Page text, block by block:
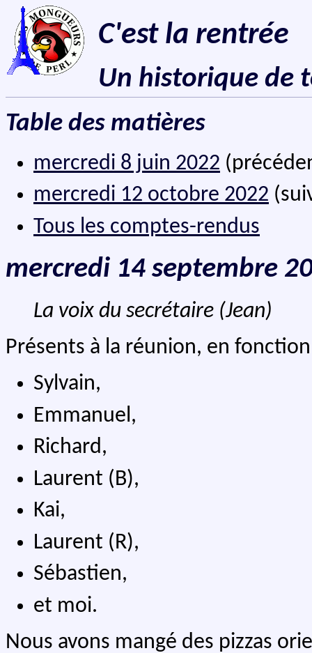
C'est la rentrée
Un historique de
Table des matières
mercredi 8 juin 2022
mercredi 12 octobre 2022
Tous les comptes-rendus
mercredi 14 septembre
La voix du secrétaire (Jean)
Présents à la réunion, en
Sylvain,
Emmanuel,
Richard,
Laurent (B),
Kai,
Laurent (R),
Sébastien,
et moi.
Nous avons mangé des pizzas